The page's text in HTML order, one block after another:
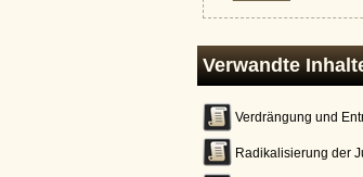
Verwandte
Verdrängung und
Radikalisierung der